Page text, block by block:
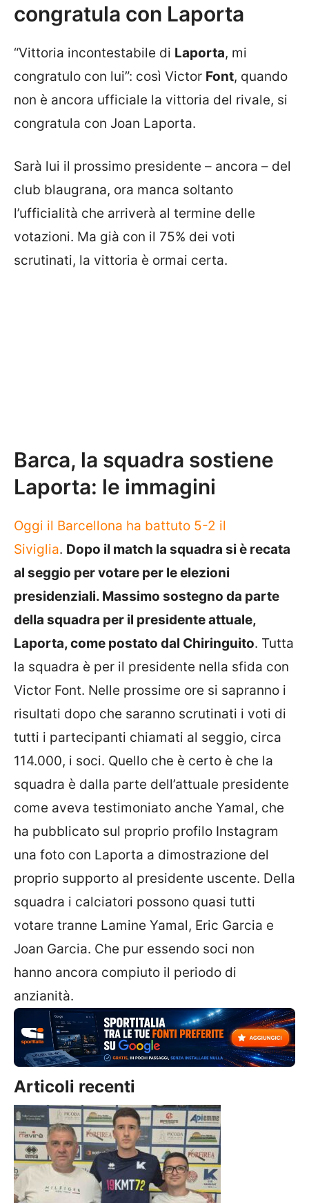
congratula con Laporta
“Vittoria incontestabile di Laporta, mi
congratulo con lui”: così Victor Font, quando
non è ancora ufficiale la vittoria del rivale, si
congratula con Joan Laporta.
Sarà lui il prossimo presidente – ancora – del
club blaugrana, ora manca soltanto
l’ufficialità che arriverà al termine delle
votazioni. Ma già con il 75% dei voti
scrutinati, la vittoria è ormai certa.
Barca, la squadra sostiene
Laporta: le immagini
Oggi il Barcellona ha battuto 5-2 il
Siviglia. Dopo il match la squadra si è recata
al seggio per votare per le elezioni
presidenziali. Massimo sostegno da parte
della squadra per il presidente attuale,
Laporta, come postato dal Chiringuito. Tutta
la squadra è per il presidente nella sfida con
Victor Font. Nelle prossime ore si sapranno i
risultati dopo che saranno scrutinati i voti di
tutti i partecipanti chiamati al seggio, circa
114.000, i soci. Quello che è certo è che la
squadra è dalla parte dell’attuale presidente
come aveva testimoniato anche Yamal, che
ha pubblicato sul proprio profilo Instagram
una foto con Laporta a dimostrazione del
proprio supporto al presidente uscente. Della
squadra i calciatori possono quasi tutti
votare tranne Lamine Yamal, Eric Garcia e
Joan Garcia. Che pur essendo soci non
hanno ancora compiuto il periodo di
anzianità.
Articoli recenti